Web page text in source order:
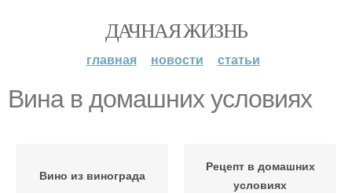
ДАЧНАЯ ЖИЗНЬ
главная новости статьи
Вина в домашних условиях
Вино из винограда
Рецепт в домашних
условиях